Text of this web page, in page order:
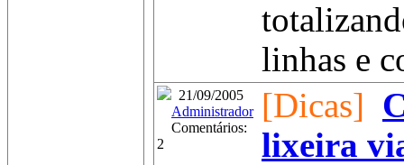
linhas e
21/09/2005
Administrador
Comentários:
2
[Dicas]
lixeira